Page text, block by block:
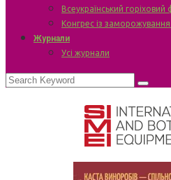
Всеукраїнський горіховий
Конгрес із заморожування
Журнали
Усі журнали